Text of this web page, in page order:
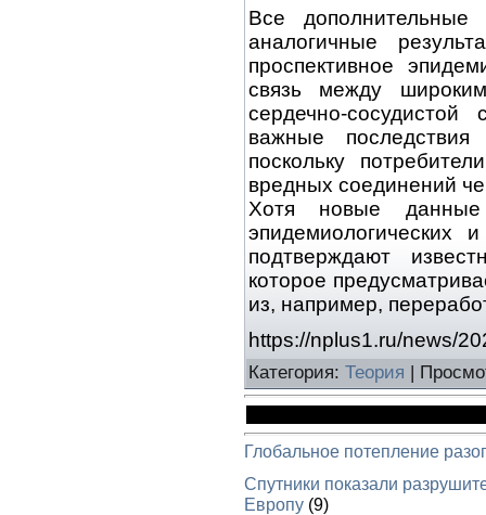
Все дополнительные
аналогичные
проспективное
связь между
сердечно-
важные последствия
поскольку
вредных соединений
Хотя новые данные
эпидемиологических
подтверждают
которое
из, например,
https://nplus1.ru/news/
Категория: Теория |
Глобальное потепление
Спутники показали
Европу (9)